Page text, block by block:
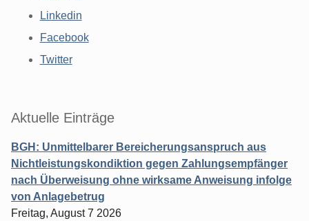
Linkedin
Facebook
Twitter
Aktuelle Einträge
BGH: Unmittelbarer Bereicherungsanspruch aus
Nichtleistungskondiktion gegen Zahlungsempfänger
nach Überweisung ohne wirksame Anweisung infolge
von Anlagebetrug
Freitag, August 7 2026